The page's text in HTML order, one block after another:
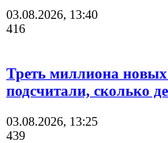
03.08.2026, 13:40
416
Треть миллиона
подсчитали, сколько
03.08.2026, 13:25
439